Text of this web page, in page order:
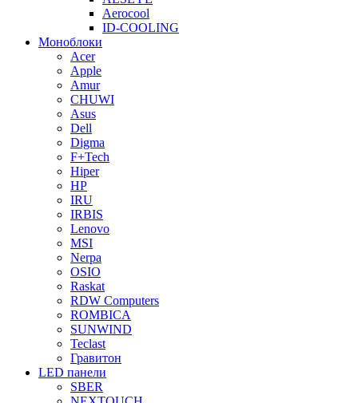
Aerocool
ID-COOLING
Моноблоки
Acer
Apple
Amur
CHUWI
Asus
Dell
Digma
F+Tech
Hiper
HP
IRU
IRBIS
Lenovo
MSI
Nerpa
OSIO
Raskat
RDW Computers
ROMBICA
SUNWIND
Teclast
Гравитон
LED панели
SBER